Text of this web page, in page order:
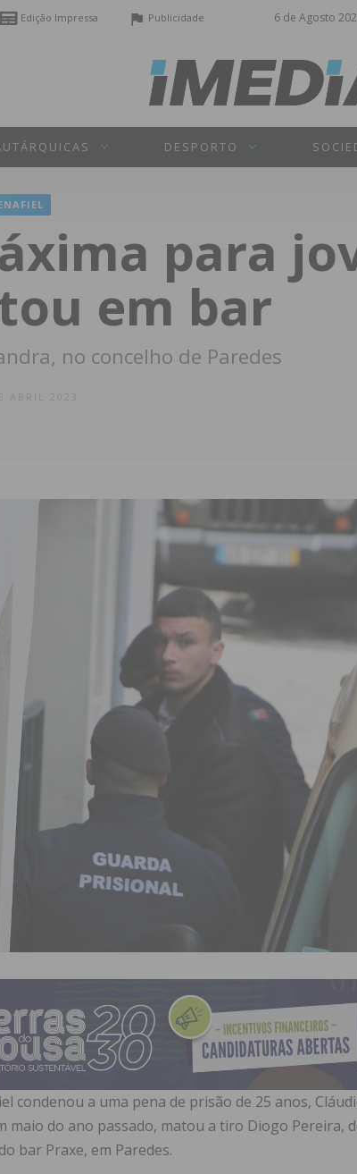
6 de Agosto
Edição Impressa Publicidade
DESPORTO
para
em bar
no concelho de Paredes
ABRIL 2023
condenou a uma pena de prisão de 25 anos,
maio do ano passado, matou a tiro Diogo Pereira,
bar Praxe, em Paredes.